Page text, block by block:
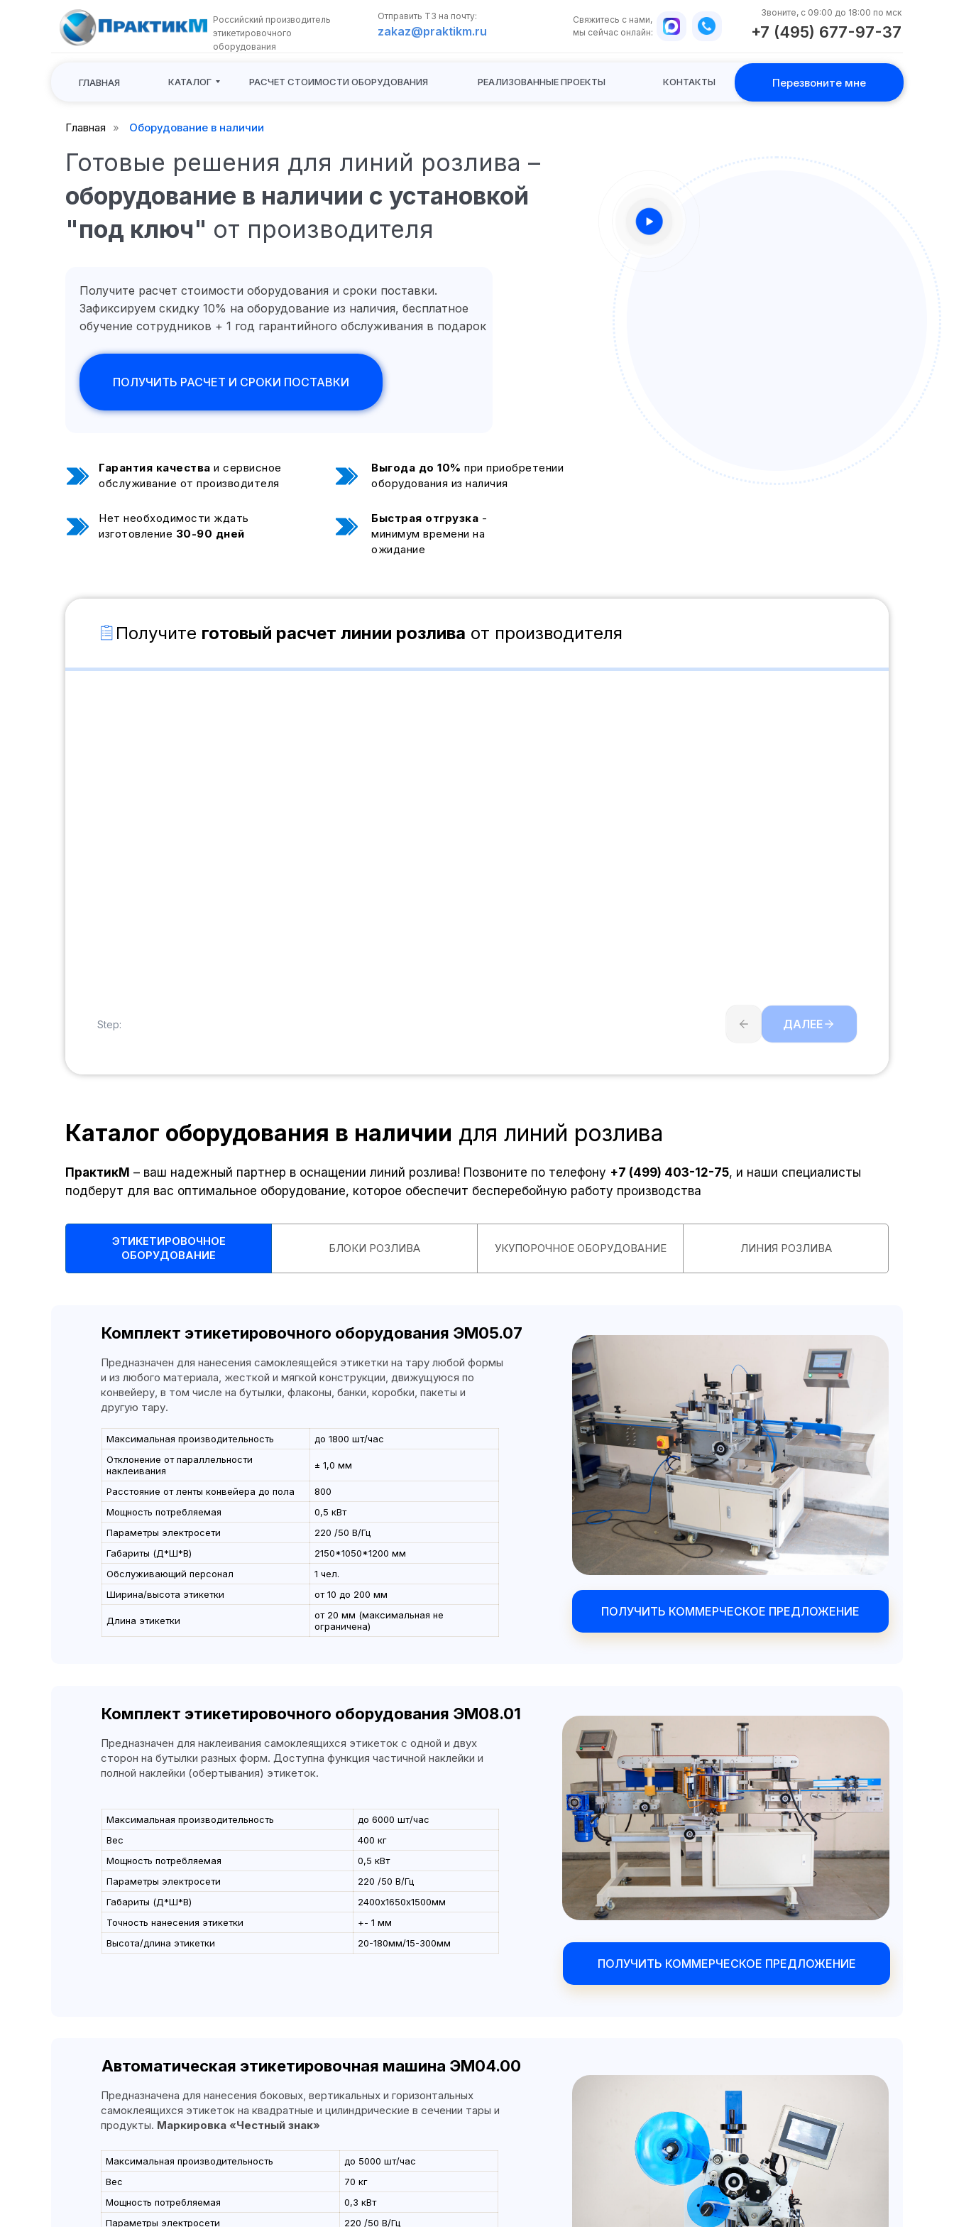
Российский производитель
этикетировочного
оборудования
zakaz@praktikm.ru
Звоните, с 09:00 до 18:00 по мск
+7 (495) 677-97-37
Задать вопрос в WhatsApp
Отправить ТЗ на почту:
Свяжитесь с нами,
мы сейчас онлайн:
ГЛАВНАЯ РАСЧЕТ СТОИМОСТИ ОБОРУДОВАНИЯ РЕАЛИЗОВАННЫЕ ПРОЕКТЫ КОНТАКТЫ Перезвоните мне
КАТАЛОГ
Главная » Оборудование в наличии
Готовые решения для линий розлива –
оборудование в наличии с установкой
"под ключ" от производителя
Нет необходимости ждать
изготовление 30-90 дней
Выгода до 10% при приобретении
оборудования из наличия
Быстрая отгрузка -
минимум времени на
ожидание
Гарантия качества и сервисное
обслуживание от производителя
ПОЛУЧИТЬ РАСЧЕТ И СРОКИ ПОСТАВКИ
Получите расчет стоимости оборудования и сроки поставки.
Зафиксируем скидку 10% на оборудование из наличия, бесплатное
обучение сотрудников + 1 год гарантийного обслуживания в подарок
Получите готовый расчет линии розлива от производителя
Step: ДАЛЕЕ
Каталог оборудования в наличии для линий розлива
ПрактикМ – ваш надежный партнер в оснащении линий розлива! Позвоните по телефону +7 (499) 403-12-75, и наши специалисты
подберут для вас оптимальное оборудование, которое обеспечит бесперебойную работу производства
ЭТИКЕТИРОВОЧНОЕ
ОБОРУДОВАНИЕ
БЛОКИ РОЗЛИВА УКУПОРОЧНОЕ ОБОРУДОВАНИЕ ЛИНИЯ РОЗЛИВА
ПОЛУЧИТЬ КОММЕРЧЕСКОЕ ПРЕДЛОЖЕНИЕ
продуктов) в ПЭТ, стекло
Предназначена для розлива молочных продуктов в ПЭТ/стекло от 0,1 до 5,0
литров. Позволяет стерильно разливать продукт в тару, что увеличивает
срок годности молока или молочных продуктов.
В состав линии входит оборудование:
Автомат выдува (с учетом комплектов преформ на 0,3л и 0,5л)
шт
Автоматический блок линейного розлива АБР-5/9
1
Автомат укупорочный линейный УЛ-3
шт
Вибробункер
1
Комплект этикетировочного оборудования ЭМ-32
Автоматический упаковщик
1
Оснащение железом (аппликатор, камера, отбраковщик, ручной сканер, ПО
L1) под честный знак
шт
ПОЛУЧИТЬ КОММЕРЧЕСКОЕ ПРЕДЛОЖЕНИЕ
Комплект этикетировочного оборудования ЭМ05.07
Предназначен для нанесения самоклеящейся этикетки на тару любой формы
и из любого материала, жесткой и мягкой конструкции, движущуюся по
конвейеру, в том числе на бутылки, флаконы, банки, коробки, пакеты и
другую тару.
Максимальная производительность
до 1800 шт/час
Отклонение от параллельности
наклеивания
± 1,0 мм
Расстояние от ленты конвейера до пола
800
Мощность потребляемая
0,5 кВт
Параметры электросети
220 /50 В/Гц
Габариты (Д*Ш*В)
2150*1050*1200 мм
Обслуживающий персонал
1 чел.
Ширина/высота этикетки
от 10 до 200 мм
Длина этикетки
от 20 мм (максимальная не
ограничена)
ПОЛУЧИТЬ КОММЕРЧЕСКОЕ ПРЕДЛОЖЕНИЕ
Комплект этикетировочного оборудования ЭМ08.01
Предназначен для наклеивания самоклеящихся этикеток с одной и двух
сторон на бутылки разных форм. Доступна функция частичной наклейки и
полной наклейки (обертывания) этикеток.
Максимальная производительность
до 6000 шт/час
Вес
400 кг
Мощность потребляемая
0,5 кВт
Параметры электросети
220 /50 В/Гц
Габариты (Д*Ш*В)
2400х1650х1500мм
Точность нанесения этикетки
+- 1 мм
Высота/длина этикетки
20-180мм/15-300мм
Автоматическая этикетировочная машина ЭМ04.00
Предназначена для нанесения боковых, вертикальных и горизонтальных
самоклеящихся этикеток на квадратные и цилиндрические в сечении тары и
продукты. Маркировка «Честный знак»
Максимальная производительность
до 5000 шт/час
Вес
70 кг
Мощность потребляемая
0,3 кВт
Параметры электросети
220 /50 В/Гц